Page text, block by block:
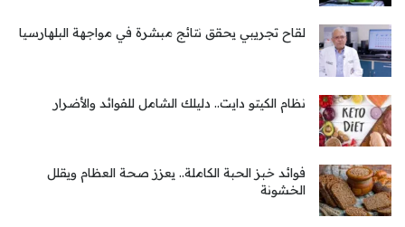
لقاح تجريبي يحقق نتائج مبشرة في مواجهة البلهارسيا
نظام الكيتو دايت.. دليلك الشامل للفوائد والأضرار
فوائد خبز الحبة الكاملة.. يعزز صحة العظام ويقلل
الخشونة